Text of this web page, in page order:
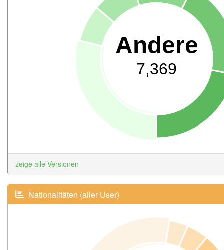
Andere
7,369
zeige alle Versionen
Nationalitäten (aller User)